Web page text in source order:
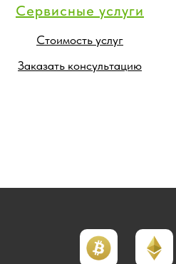
Сервисные услуги
Стоимость услуг
Заказать консультацию